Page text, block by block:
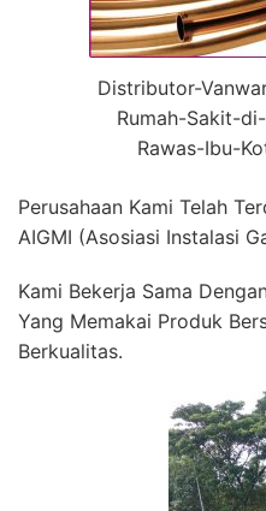
Distributor-
Rumah-Sakit-
Rawas-Ibu-
Perusahaan Kami Telah
AIGMI (Asosiasi Instalasi
Kami Bekerja Sama
Yang Memakai Produk
Berkualitas.